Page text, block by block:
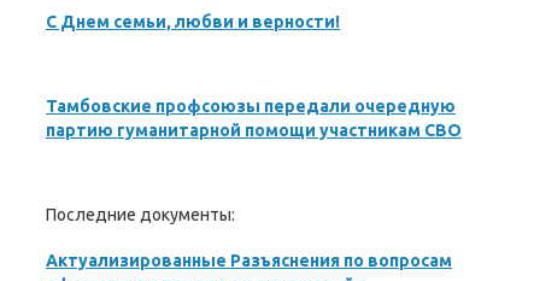
С Днем семьи, любви и верности!
Тамбовские профсоюзы передали очередную
партию гуманитарной помощи участникам СВО
Последние документы:
Актуализированные Разъяснения по вопросам